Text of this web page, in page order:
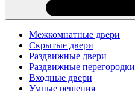
Межкомнатные двери
Скрытые двери
Раздвижные двери
Раздвижные перегородки
Входные двери
Умные решения